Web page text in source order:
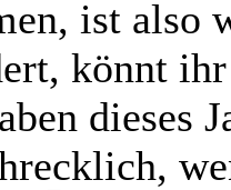
ist also
könnt
dieses